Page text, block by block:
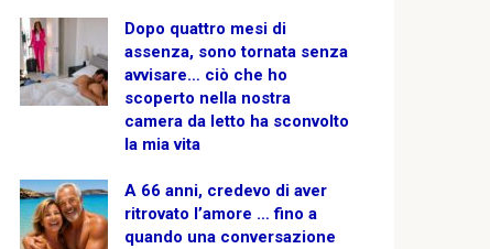
Dopo quattro mesi di
assenza, sono tornata senza
avvisare… ciò che ho
scoperto nella nostra
camera da letto ha sconvolto
la mia vita
A 66 anni, credevo di aver
ritrovato l’amore … fino a
quando una conversazione